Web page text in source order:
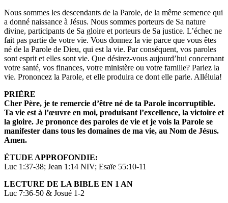
Nous sommes les descendants de la Parole, de la même semence qui
a donné naissance à Jésus. Nous sommes porteurs de Sa nature
divine, participants de Sa gloire et porteurs de Sa justice. L’échec ne
fait pas partie de votre vie. Vous donnez la vie parce que vous êtes
né de la Parole de Dieu, qui est la vie. Par conséquent, vos paroles
sont esprit et elles sont vie. Que désirez-vous aujourd’hui concernant
votre santé, vos finances, votre ministère ou votre famille? Parlez la
vie. Prononcez la Parole, et elle produira ce dont elle parle. Alléluia!
PRIÈRE
Cher Père, je te remercie d’être né de ta Parole incorruptible.
Ta vie est à l’œuvre en moi, produisant l’excellence, la victoire et
la gloire. Je prononce des paroles de vie et je vois la Parole se
manifester dans tous les domaines de ma vie, au Nom de Jésus.
Amen.
ÉTUDE APPROFONDIE:
Luc 1:37-38; Jean 1:14 NIV; Esaïe 55:10-11
LECTURE DE LA BIBLE EN 1 AN
Luc 7:36-50 & Josué 1-2